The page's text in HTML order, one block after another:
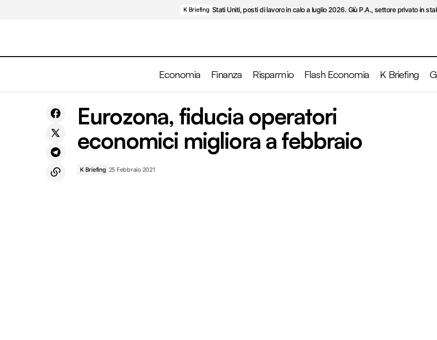
K Briefing Stati Uniti, posti di lavoro in calo a luglio 2026. Giù P.A., settore privato in
Economia Finanza Risparmio Flash Economia K Briefing
finanziari
K Briefing Eurozona, fiducia operatori economici migliora a
Eurozona, fiducia operatori
economici migliora a febbraio
K Briefing 25 Febbraio 2021